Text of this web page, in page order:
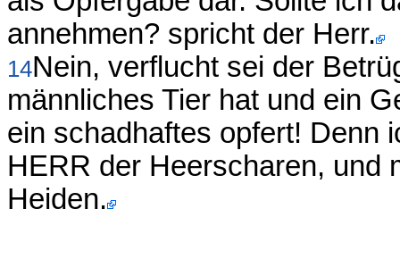
annehmen? spricht der Herr.
14Nein, verflucht sei der
männliches Tier hat und ein
ein schadhaftes opfert! Denn
HERR der Heerscharen, und
Heiden.